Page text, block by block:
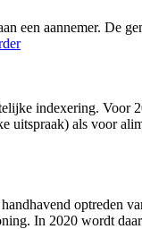
een aannemer. De
indexering. Voor
uitspraak) als voor
optreden
In 2020 wordt